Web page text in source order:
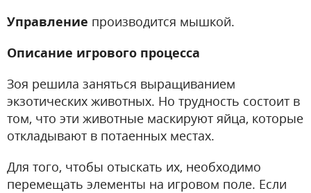
Управление производится мышкой.
Описание игрового процесса
Зоя решила заняться выращиванием
экзотических животных. Но трудность состоит в
том, что эти животные маскируют яйца, которые
откладывают в потаенных местах.
Для того, чтобы отыскать их, необходимо
перемещать элементы на игровом поле. Если